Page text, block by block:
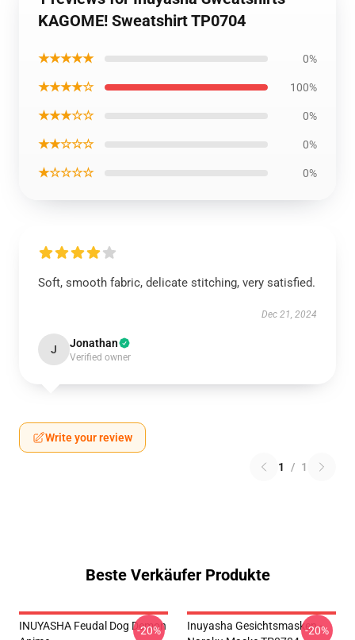
KAGOME! Sweatshirt TP0704
★★★★★ 0%
★★★★☆ 100%
★★★☆☆ 0%
★★☆☆☆ 0%
★☆☆☆☆ 0%
Soft, smooth fabric, delicate stitching, very satisfied.
Dec 21, 2024
J Jonathan
Verified owner
Write your review
1 / 1
Beste Verkäufer Produkte
INUYASHA Feudal Dog Demon
-20%
Inuyasha Gesichtsmasken -
-20%